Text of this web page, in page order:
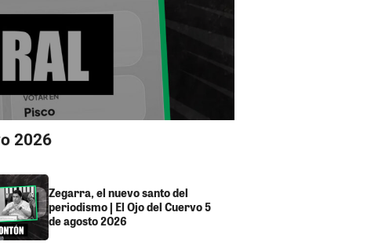
2026
Zegarra, el nuevo santo del
periodismo | El Ojo del Cuervo 5
de agosto 2026